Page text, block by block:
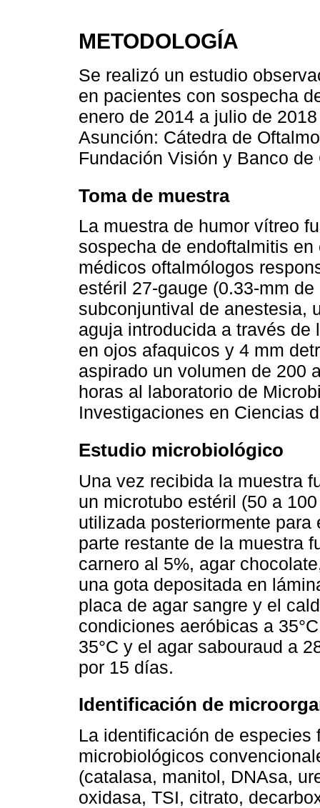
METODOLOGÍA
Se realizó un estudio
en pacientes con sospecha
enero de 2014 a julio de
Asunción: Cátedra de
Fundación Visión y Banco de
Toma de muestra
La muestra de humor vítreo
sospecha de endoftalmitis
médicos oftalmólogos
estéril 27-gauge (0.33-mm
subconjuntival de anestesia,
aguja introducida a través
en ojos afaquicos y 4 mm
aspirado un volumen de 200
horas al laboratorio de
Investigaciones en Ciencias
Estudio microbiológico
Una vez recibida la muestra
un microtubo estéril (50 a
utilizada posteriormente
parte restante de la muestra
carnero al 5%, agar
una gota depositada en
placa de agar sangre y el
condiciones aeróbicas a
35°C y el agar sabouraud a
por 15 días.
Identificación de
La identificación de
microbiológicos
(catalasa, manitol, DNAsa,
oxidasa, TSI, citrato,